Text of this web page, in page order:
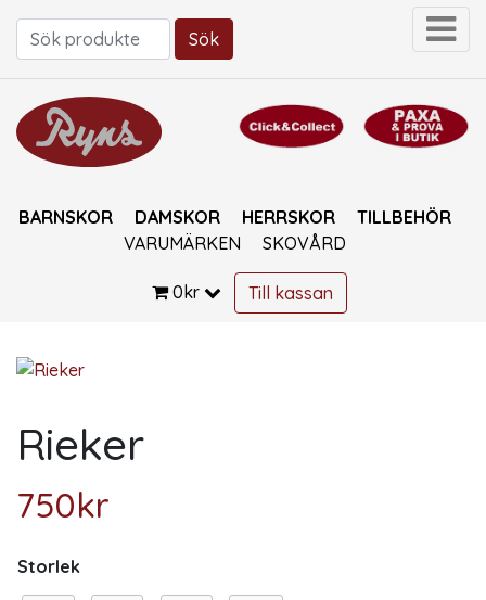
Sök efter:
Sök
BARNSKOR DAMSKOR HERRSKOR
TILLBEHÖR
VARUMÄRKEN
SKOVÅRD
0kr Till kassan
Rieker
750kr
Storlek